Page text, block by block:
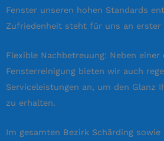
Fenster unseren hohen Standards
Zufriedenheit steht für uns an erster
Flexible Nachbetreuung: Neben einer
Fensterreinigung bieten wir auch
Serviceleistungen an, um den Glanz
zu erhalten.
Im gesamten Bezirk Schärding